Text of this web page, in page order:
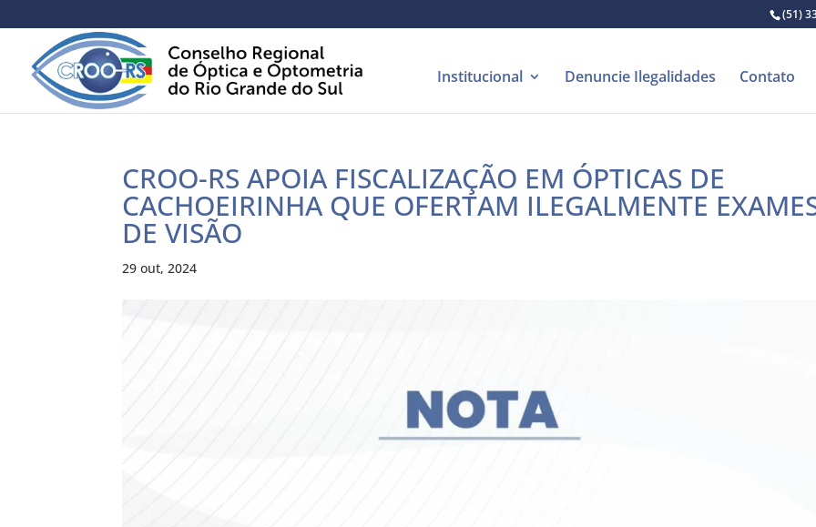
(51)
Institucional Denuncie Ilegalidades Contato
CROO-RS APOIA FISCALIZAÇÃO EM ÓPTICAS DE
CACHOEIRINHA QUE OFERTAM ILEGALMENTE
DE VISÃO
29 out, 2024